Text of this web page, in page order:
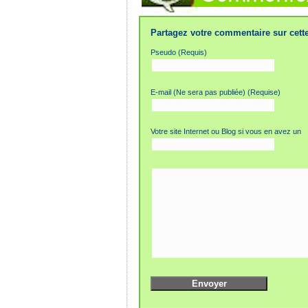
Partagez votre commentaire sur
Pseudo (Requis)
E-mail (Ne sera pas publiée) (Requise)
Votre site Internet ou Blog si vous en avez un